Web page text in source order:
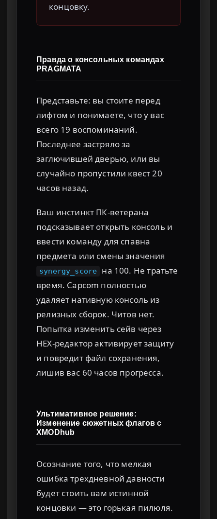
концовку.
Правда о консольных командах
PRAGMATA
Представьте: вы стоите перед
лифтом и понимаете, что у вас
всего 19 воспоминаний.
Последнее застряло за
заглючившей дверью, или вы
случайно пропустили квест 20
часов назад.
Ваш инстинкт ПК-ветерана
подсказывает открыть консоль и
ввести команду для спавна
предмета или смены значения
synergy_score
на 100. Не тратьте
время. Capcom полностью
удаляет нативную консоль из
релизных сборок. Читов нет.
Попытка изменить сейв через
HEX-редактор активирует защиту
и повредит файл сохранения,
лишив вас 60 часов прогресса.
Ультимативное решение:
Изменение сюжетных флагов с
XMODhub
Осознание того, что мелкая
ошибка трехдневной давности
будет стоить вам истинной
концовки — это горькая пилюля.